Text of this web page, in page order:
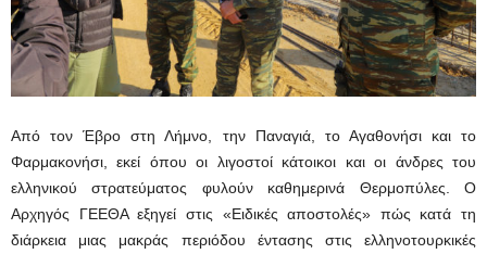
Από τον Έβρο στη Λήμνο, την Παναγιά, το Αγαθονήσι και το
Φαρμακονήσι, εκεί όπου οι λιγοστοί κάτοικοι και οι άνδρες του
ελληνικού στρατεύματος φυλούν καθημερινά Θερμοπύλες. Ο
Αρχηγός ΓΕΕΘΑ εξηγεί στις «Ειδικές αποστολές» πώς κατά τη
διάρκεια μιας μακράς περιόδου έντασης στις ελληνοτουρκικές